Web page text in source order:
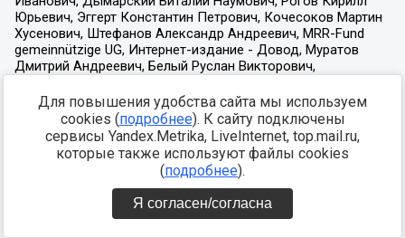
Для повышения удобства сайта мы используем
cookies (подробнее). К сайту подключены
сервисы Yandex.Metrika, LiveInternet, top.mail.ru,
которые также используют файлы cookies
(подробнее).
Я согласен/согласна